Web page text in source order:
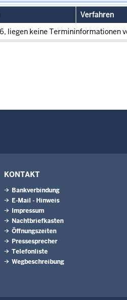
Verfahren
liegen keine Termininformationen
KONTAKT
Bankverbindung
E-Mail - Hinweis
Impressum
Nachtbriefkasten
Öffnungszeiten
Pressesprecher
Telefonliste
Wegbeschreibung